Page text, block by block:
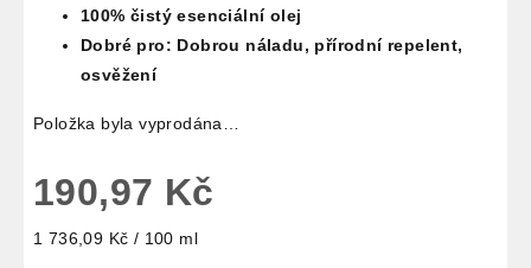
100% čistý esenciální olej
Dobré pro: Dobrou náladu, přírodní repelent,
osvěžení
Položka byla vyprodána…
190,97 Kč
Měrná
1 736,09 Kč / 100 ml